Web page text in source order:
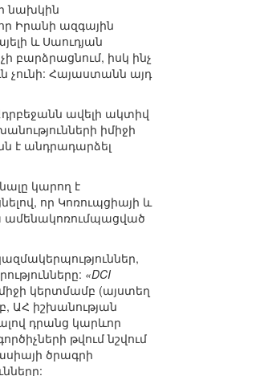
նախկին
Իրանի ազգային
և Սաուդյան
բարձրացնում, իսկ ինչ
չունի: Հայաստանն այդ
ավելի ակտիվ
իմիջի
է անդրադարձել
կարող է
որ Կոռուպցիայի և
ամենակոռումպացված
«DCI
կերտմամբ (այստեղ
ԱՀ իշխանության
դրանց կարևոր
թվում նշվում
ծրագրի